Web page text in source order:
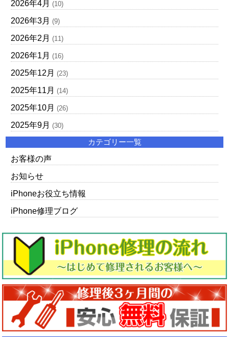
2026年4月 (10)
2026年3月 (9)
2026年2月 (11)
2026年1月 (16)
2025年12月 (23)
2025年11月 (14)
2025年10月 (26)
2025年9月 (30)
カテゴリー一覧
お客様の声
お知らせ
iPhoneお役立ち情報
iPhone修理ブログ